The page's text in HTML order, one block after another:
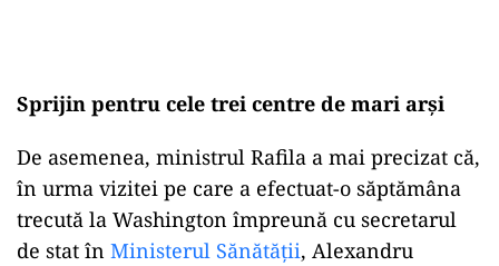
Sprijin pentru cele trei centre de mari arși
De asemenea, ministrul Rafila a mai precizat că,
în urma vizitei pe care a efectuat-o săptămâna
trecută la Washington împreună cu secretarul
de stat în Ministerul Sănătăţii, Alexandru